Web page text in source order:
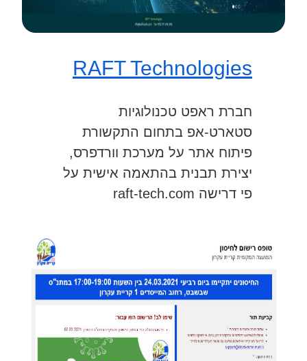
RAFT Technologies
חברת ראפט טכנולוגיות
סטארט-אפ בתחום התקשורת
פיתוח אתר על מערכת וורדפרס,
יצירת תבנית בהתאמה אישית על
פי דרישה raft-tech.com